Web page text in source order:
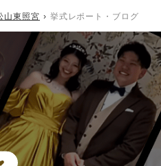
山東照宮 挙式レポート・ブログ